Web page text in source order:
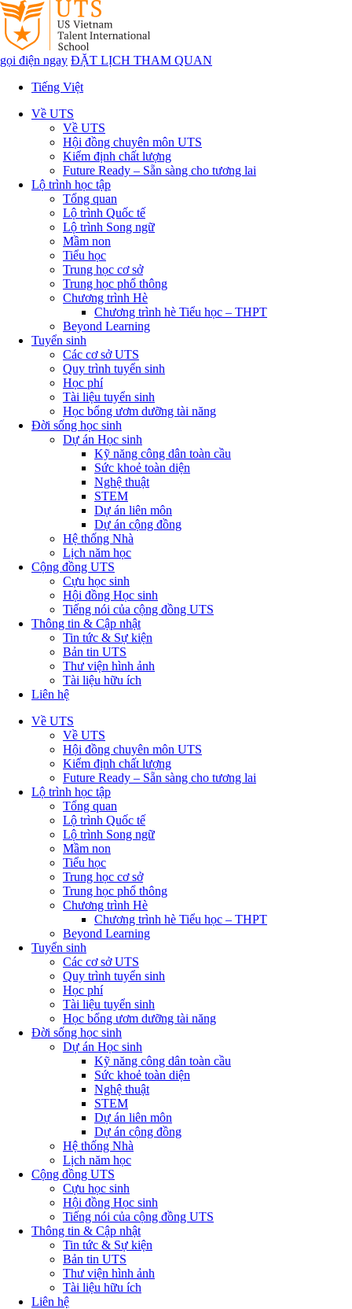
gọi điện ngay ĐẶT LỊCH THAM QUAN
Tiếng Việt
Về UTS
Về UTS
Hội đồng chuyên môn UTS
Kiểm định chất lượng
Future Ready – Sẵn sàng cho tương lai
Lộ trình học tập
Tổng quan
Lộ trình Quốc tế
Lộ trình Song ngữ
Mầm non
Tiểu học
Trung học cơ sở
Trung học phổ thông
Chương trình Hè
Chương trình hè Tiểu học – THPT
Beyond Learning
Tuyển sinh
Các cơ sở UTS
Quy trình tuyển sinh
Học phí
Tài liệu tuyển sinh
Học bổng ươm dưỡng tài năng
Đời sống học sinh
Dự án Học sinh
Kỹ năng công dân toàn cầu
Sức khoẻ toàn diện
Nghệ thuật
STEM
Dự án liên môn
Dự án cộng đồng
Hệ thống Nhà
Lịch năm học
Cộng đồng UTS
Cựu học sinh
Hội đồng Học sinh
Tiếng nói của cộng đồng UTS
Thông tin & Cập nhật
Tin tức & Sự kiện
Bản tin UTS
Thư viện hình ảnh
Tài liệu hữu ích
Liên hệ
Về UTS
Về UTS
Hội đồng chuyên môn UTS
Kiểm định chất lượng
Future Ready – Sẵn sàng cho tương lai
Lộ trình học tập
Tổng quan
Lộ trình Quốc tế
Lộ trình Song ngữ
Mầm non
Tiểu học
Trung học cơ sở
Trung học phổ thông
Chương trình Hè
Chương trình hè Tiểu học – THPT
Beyond Learning
Tuyển sinh
Các cơ sở UTS
Quy trình tuyển sinh
Học phí
Tài liệu tuyển sinh
Học bổng ươm dưỡng tài năng
Đời sống học sinh
Dự án Học sinh
Kỹ năng công dân toàn cầu
Sức khoẻ toàn diện
Nghệ thuật
STEM
Dự án liên môn
Dự án cộng đồng
Hệ thống Nhà
Lịch năm học
Cộng đồng UTS
Cựu học sinh
Hội đồng Học sinh
Tiếng nói của cộng đồng UTS
Thông tin & Cập nhật
Tin tức & Sự kiện
Bản tin UTS
Thư viện hình ảnh
Tài liệu hữu ích
Liên hệ